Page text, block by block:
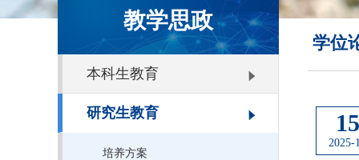
教学思政
本科生教育
研究生教育
培养方案
学位
15
2025-